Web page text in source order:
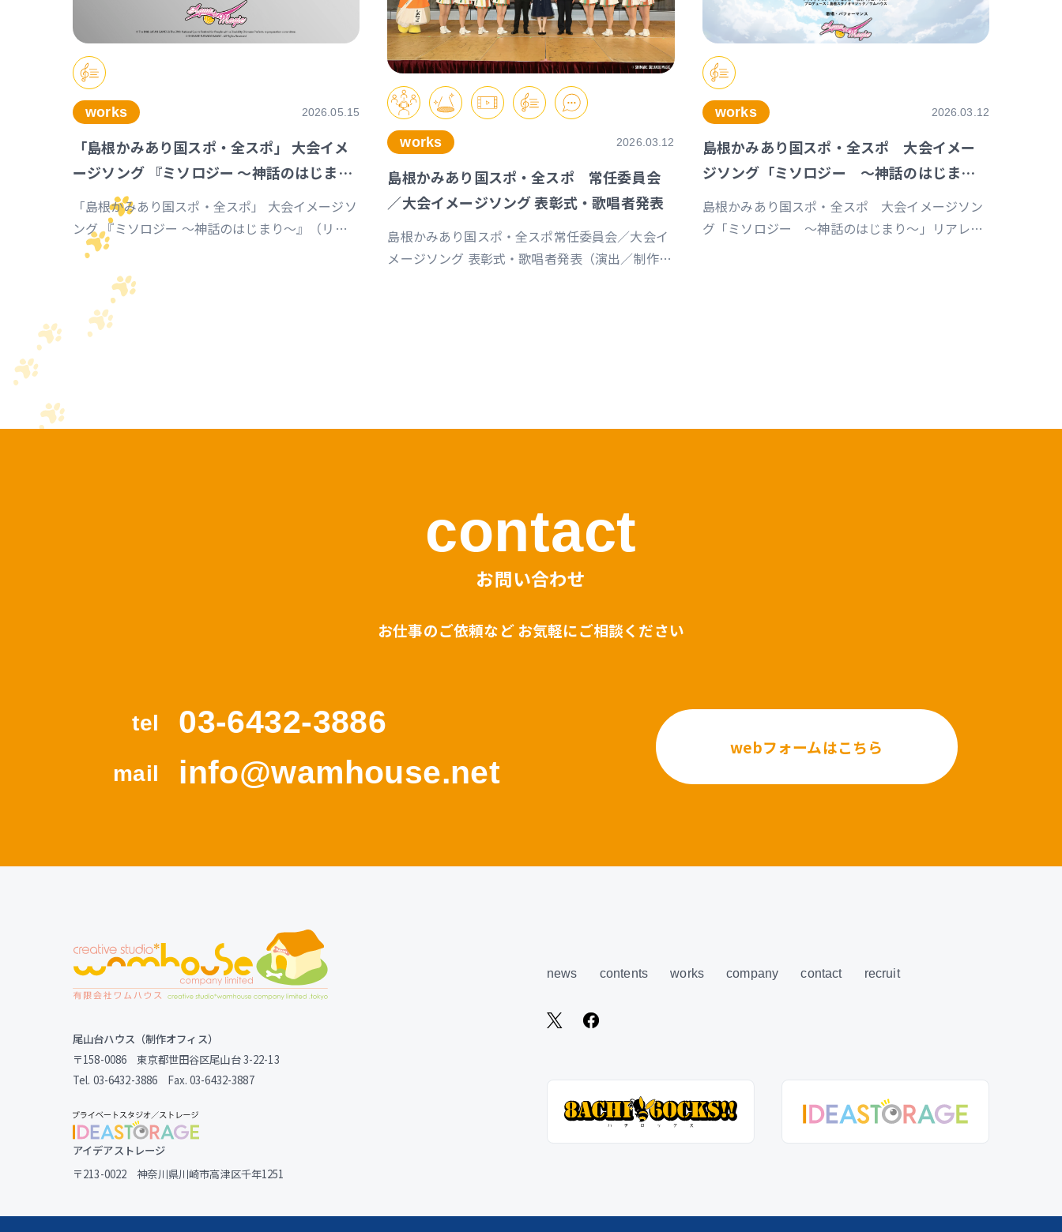
works 2026.05.15
「島根かみあり国スポ・全スポ」 大会イメ
ージソング 『ミソロジー ～神話のはじまり
～』
「島根かみあり国スポ・全スポ」 大会イメージソ
ング 『ミソロジー ～神話のはじまり～』（リア
レンジ／レコーディング）
works 2026.03.12
島根かみあり国スポ・全スポ 常任委員会
／大会イメージソング 表彰式・歌唱者発表
島根かみあり国スポ・全スポ常任委員会／大会イ
メージソング 表彰式・歌唱者発表（演出／制作／
works 2026.03.12
島根かみあり国スポ・全スポ 大会イメー
ジソング「ミソロジー ～神話のはじまり
～」リアレンジ版
島根かみあり国スポ・全スポ 大会イメージソン
グ「ミソロジー ～神話のはじまり～」リアレン
contact
お問い合わせ
お仕事のご依頼など お気軽にご相談ください
tel 03-6432-3886
mail info@wamhouse.net
webフォームはこちら
尾山台ハウス（制作オフィス）
〒158-0086 東京都世田谷区尾山台 3-22-13
Tel. 03-6432-3886 Fax. 03-6432-3887
アイデアストレージ
〒213-0022 神奈川県川崎市高津区千年1251
news contents works company contact recruit